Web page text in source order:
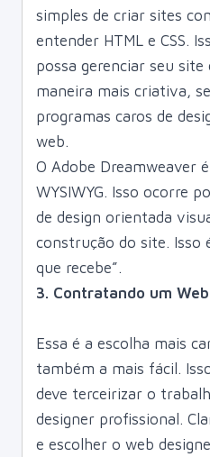
simples de criar sites
entender HTML e CSS.
possa gerenciar seu site
maneira mais criativa,
programas caros de
web.
O Adobe Dreamweaver
WYSIWYG. Isso ocorre
de design orientada
construção do site. Isso
que recebe”.
3. Contratando um
Essa é a escolha mais
também a mais fácil.
deve terceirizar o
designer profissional.
e escolher o web